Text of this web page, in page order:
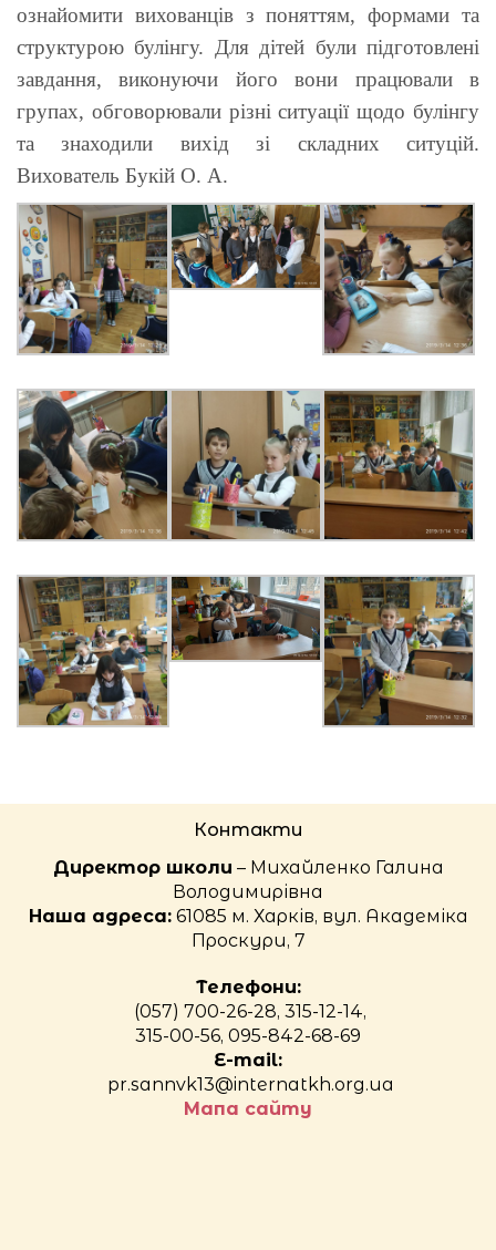
ознайомити вихованців з поняттям, формами та
структурою булінгу. Для дітей були підготовлені
завдання, виконуючи його вони працювали в
групах, обговорювали різні ситуації щодо булінгу
та знаходили вихід зі складних ситуцій.
Вихователь Букій О. А.
Контакти
Директор школи – Михайленко Галина
Володимирівна
Наша адреса:61085 м. Харків, вул. Академіка
Проскури, 7
Телефони:
(057) 700-26-28, 315-12-14,
315-00-56, 095-842-68-69
E-mail:
pr.sannvk13@internatkh.org.ua
Мапа сайту